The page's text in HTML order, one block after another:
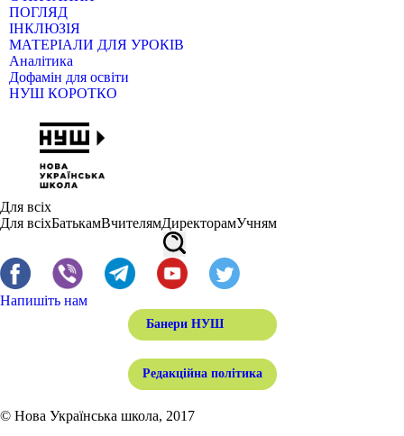
ПОГЛЯД
ІНКЛЮЗІЯ
МАТЕРІАЛИ ДЛЯ УРОКІВ
Аналітика
Дофамін для освіти
НУШ КОРОТКО
Для всіх
Для всіхБатькамВчителямДиректорамУчням
Напишіть нам
Банери НУШ
Редакційна політика
© Нова Українська школа, 2017